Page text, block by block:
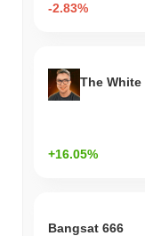
-2.83%
+16.05%
Bangsat 666